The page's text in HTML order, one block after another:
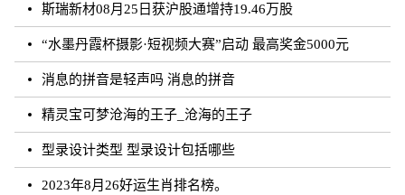
斯瑞新材08月25日获沪股通增持19.46万股
“水墨丹霞杯摄影·短视频大赛”启动 最高奖金5000元
消息的拼音是轻声吗 消息的拼音
精灵宝可梦沧海的王子_沧海的王子
型录设计类型 型录设计包括哪些
2023年8月26好运生肖排名榜。